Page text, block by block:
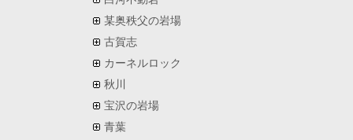
某奥秩父の岩場
古賀志
カーネルロック
秋川
宝沢の岩場
青葉